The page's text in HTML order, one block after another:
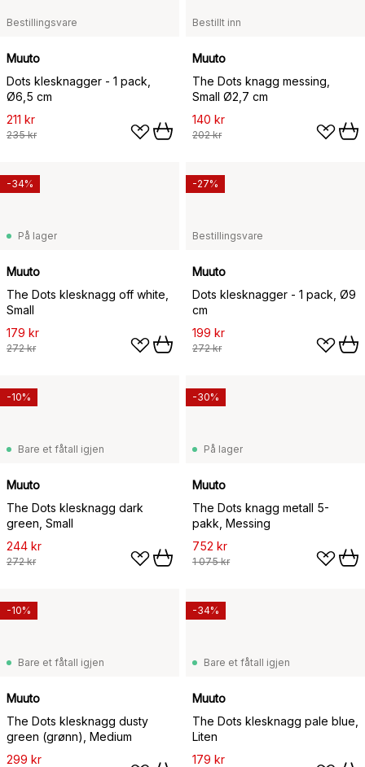
Bestillingsvare
Muuto
Dots klesknagger - 1 pack,
Ø6,5 cm
211 kr
235 kr
Bestillt inn
Muuto
The Dots knagg messing,
Small Ø2,7 cm
140 kr
202 kr
På lager
Muuto
The Dots klesknagg off white,
Small
179 kr
272 kr
-34%
Bestillingsvare
Muuto
Dots klesknagger - 1 pack, Ø9
cm
199 kr
272 kr
-27%
Bare et fåtall igjen
Muuto
The Dots klesknagg dark
green, Small
244 kr
272 kr
-10%
På lager
Muuto
The Dots knagg metall 5-
pakk, Messing
752 kr
1 075 kr
-30%
Bare et fåtall igjen
Muuto
The Dots klesknagg dusty
green (grønn), Medium
299 kr
-10%
Bare et fåtall igjen
Muuto
The Dots klesknagg pale blue,
Liten
179 kr
-34%